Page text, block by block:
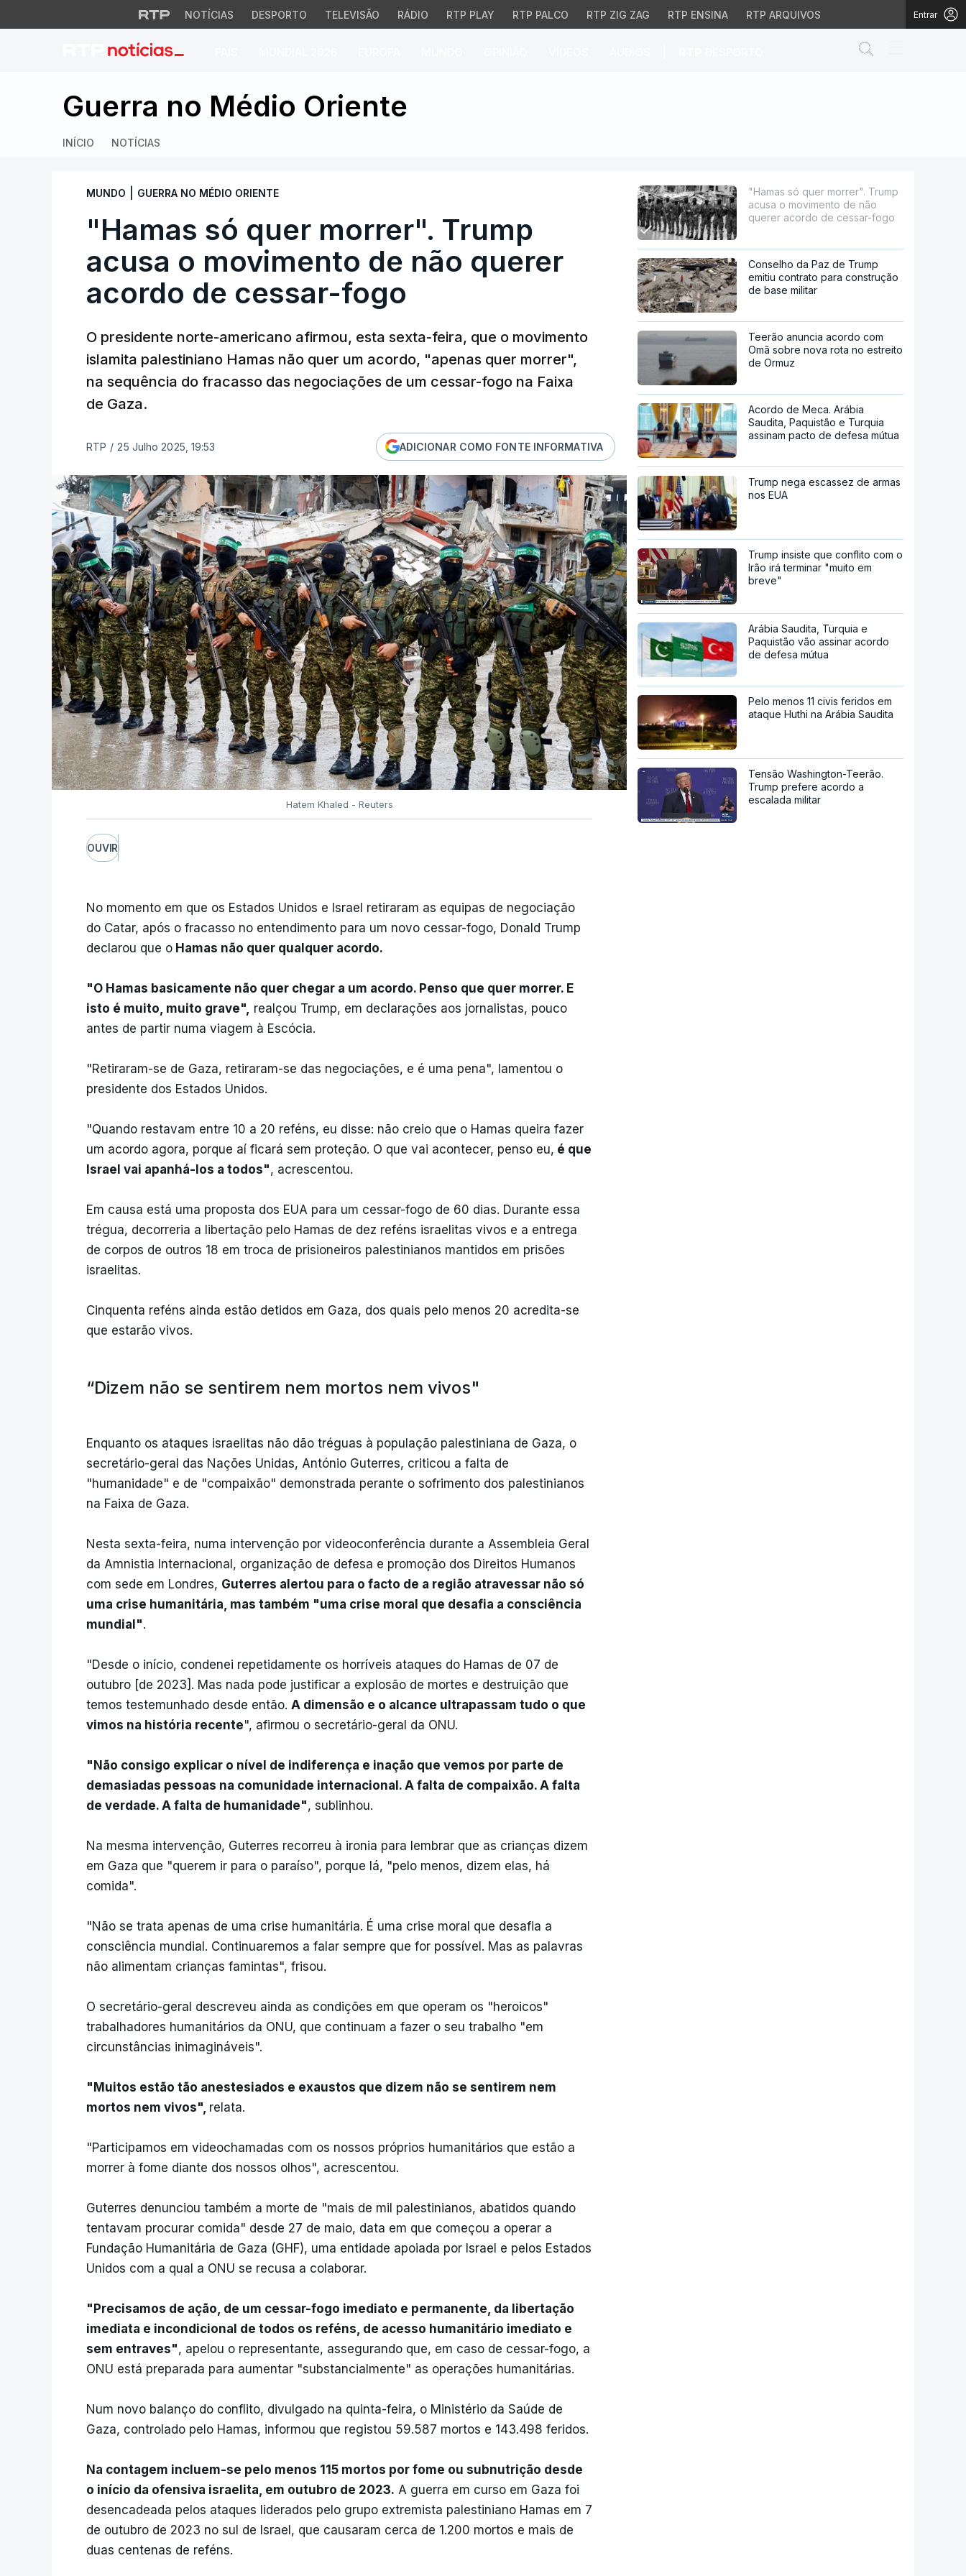
NOTÍCIAS DESPORTO TELEVISÃO RÁDIO RTP PLAY RTP PALCO RTP ZIG ZAG RTP ENSINA RTP ARQUIVOS Entrar
"Hamas só quer morrer". Trump acusa o movimento de não
Guerra no Médio Oriente
INÍCIO NOTÍCIAS
MUNDO GUERRA NO MÉDIO ORIENTE
"Hamas só quer morrer". Trump
acusa o movimento de não querer
acordo de cessar-fogo
O presidente norte-americano afirmou, esta sexta-feira, que o movimento
islamita palestiniano Hamas não quer um acordo, "apenas quer morrer",
na sequência do fracasso das negociações de um cessar-fogo na Faixa
de Gaza.
RTP / 25 Julho 2025, 19:53 ADICIONAR COMO FONTE INFORMATIVA
Hatem Khaled - Reuters
OUVIR
No momento em que os Estados Unidos e Israel retiraram as equipas de negociação
do Catar, após o fracasso no entendimento para um novo cessar-fogo, Donald Trump
declarou que o Hamas não quer qualquer acordo.
"O Hamas basicamente não quer chegar a um acordo. Penso que quer morrer. E
isto é muito, muito grave", realçou Trump, em declarações aos jornalistas, pouco
antes de partir numa viagem à Escócia.
"Retiraram-se de Gaza, retiraram-se das negociações, e é uma pena", lamentou o
presidente dos Estados Unidos.
"Quando restavam entre 10 a 20 reféns, eu disse: não creio que o Hamas queira fazer
um acordo agora, porque aí ficará sem proteção. O que vai acontecer, penso eu, é que
Israel vai apanhá-los a todos", acrescentou.
Em causa está uma proposta dos EUA para um cessar-fogo de 60 dias. Durante essa
trégua, decorreria a libertação pelo Hamas de dez reféns israelitas vivos e a entrega
de corpos de outros 18 em troca de prisioneiros palestinianos mantidos em prisões
israelitas.
Cinquenta reféns ainda estão detidos em Gaza, dos quais pelo menos 20 acredita-se
que estarão vivos.
“Dizem não se sentirem nem mortos nem vivos"
Enquanto os ataques israelitas não dão tréguas à população palestiniana de Gaza, o
secretário-geral das Nações Unidas, António Guterres, criticou a falta de
"humanidade" e de "compaixão" demonstrada perante o sofrimento dos palestinianos
na Faixa de Gaza.
Nesta sexta-feira, numa intervenção por videoconferência durante a Assembleia Geral
da Amnistia Internacional, organização de defesa e promoção dos Direitos Humanos
com sede em Londres, Guterres alertou para o facto de a região atravessar não só
uma crise humanitária, mas também "uma crise moral que desafia a consciência
mundial".
"Desde o início, condenei repetidamente os horríveis ataques do Hamas de 07 de
outubro [de 2023]. Mas nada pode justificar a explosão de mortes e destruição que
temos testemunhado desde então. A dimensão e o alcance ultrapassam tudo o que
vimos na história recente", afirmou o secretário-geral da ONU.
"Não consigo explicar o nível de indiferença e inação que vemos por parte de
demasiadas pessoas na comunidade internacional. A falta de compaixão. A falta
de verdade. A falta de humanidade", sublinhou.
Na mesma intervenção, Guterres recorreu à ironia para lembrar que as crianças dizem
em Gaza que "querem ir para o paraíso", porque lá, "pelo menos, dizem elas, há
comida".
"Não se trata apenas de uma crise humanitária. É uma crise moral que desafia a
consciência mundial. Continuaremos a falar sempre que for possível. Mas as palavras
não alimentam crianças famintas", frisou.
O secretário-geral descreveu ainda as condições em que operam os "heroicos"
trabalhadores humanitários da ONU, que continuam a fazer o seu trabalho "em
circunstâncias inimagináveis".
"Muitos estão tão anestesiados e exaustos que dizem não se sentirem nem
mortos nem vivos", relata.
"Participamos em videochamadas com os nossos próprios humanitários que estão a
morrer à fome diante dos nossos olhos", acrescentou.
Guterres denunciou também a morte de "mais de mil palestinianos, abatidos quando
tentavam procurar comida" desde 27 de maio, data em que começou a operar a
Fundação Humanitária de Gaza (GHF), uma entidade apoiada por Israel e pelos Estados
Unidos com a qual a ONU se recusa a colaborar.
"Precisamos de ação, de um cessar-fogo imediato e permanente, da libertação
imediata e incondicional de todos os reféns, de acesso humanitário imediato e
sem entraves", apelou o representante, assegurando que, em caso de cessar-fogo, a
ONU está preparada para aumentar "substancialmente" as operações humanitárias.
Num novo balanço do conflito, divulgado na quinta-feira, o Ministério da Saúde de
Gaza, controlado pelo Hamas, informou que registou 59.587 mortos e 143.498 feridos.
Na contagem incluem-se pelo menos 115 mortos por fome ou subnutrição desde
o início da ofensiva israelita, em outubro de 2023. A guerra em curso em Gaza foi
desencadeada pelos ataques liderados pelo grupo extremista palestiniano Hamas em 7
de outubro de 2023 no sul de Israel, que causaram cerca de 1.200 mortos e mais de
duas centenas de reféns.
"Hamas só quer morrer". Trump
acusa o movimento de não
querer acordo de cessar-fogo
Conselho da Paz de Trump
emitiu contrato para construção
de base militar
Teerão anuncia acordo com
Omã sobre nova rota no estreito
de Ormuz
Acordo de Meca. Arábia
Saudita, Paquistão e Turquia
assinam pacto de defesa mútua
Trump nega escassez de armas
nos EUA
Trump insiste que conflito com o
Irão irá terminar "muito em
breve"
Arábia Saudita, Turquia e
Paquistão vão assinar acordo
de defesa mútua
Pelo menos 11 civis feridos em
ataque Huthi na Arábia Saudita
Tensão Washington-Teerão.
Trump prefere acordo a
escalada militar